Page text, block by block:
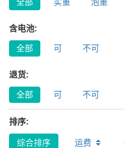
含电池:
全部 可 不可
退货:
全部 可 不可
排序:
综合排序 运费